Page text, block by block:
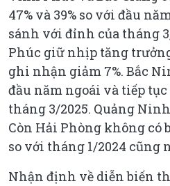
47% và 39% so với đầu
sánh với đỉnh của tháng
Phúc giữ nhịp tăng
ghi nhận giảm 7%. Bắc
đầu năm ngoái và tiếp
tháng 3/2025. Quảng
Còn Hải Phòng không có
so với tháng 1/2024
Nhận định về diễn biến